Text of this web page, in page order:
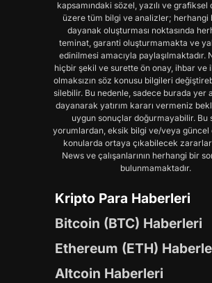
kapsamındaki sözel, yazılı ve grafiksel
üzere tüm bilgi ve analizler; herhangi
dayanak oluşturması noktasında
teminat, garanti oluşturmamakta ve
edinilmesi amacıyla paylaşılmaktadır.
hiçbir şekil ve surette ön onay, ihbar ve
olmaksızın söz konusu bilgileri
silebilir. Bu nedenle, sadece burada yer
dayanarak yatırım kararı vermeniz
uygun sonuçlar doğurmayabilir. Bu
yorumlardan, eksik bilgi ve/veya güncel
konularda ortaya çıkabilecek
News ve çalışanlarının herhangi bir
bulunmamaktadır.
Kripto Para Haberleri
Bitcoin (BTC) Haberleri
Ethereum (ETH)
Altcoin Haberleri